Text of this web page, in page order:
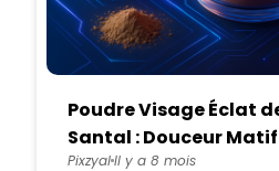
Poudre Visage Éclat
Santal : Douceur
PixzyalIl y a 8 mois